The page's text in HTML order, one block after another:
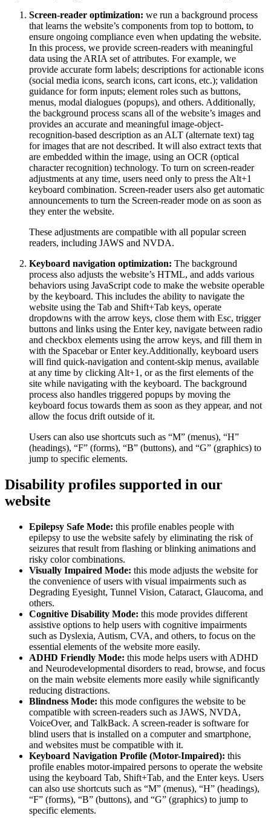
Screen-reader optimization: we run a background process
that learns the website’s components from top to bottom, to
ensure ongoing compliance even when updating the website.
In this process, we provide screen-readers with meaningful
data using the ARIA set of attributes. For example, we
provide accurate form labels; descriptions for actionable icons
(social media icons, search icons, cart icons, etc.); validation
guidance for form inputs; element roles such as buttons,
menus, modal dialogues (popups), and others. Additionally,
the background process scans all of the website’s images and
provides an accurate and meaningful image-object-
recognition-based description as an ALT (alternate text) tag
for images that are not described. It will also extract texts that
are embedded within the image, using an OCR (optical
character recognition) technology. To turn on screen-reader
adjustments at any time, users need only to press the Alt+1
keyboard combination. Screen-reader users also get automatic
announcements to turn the Screen-reader mode on as soon as
they enter the website.
These adjustments are compatible with all popular screen
readers, including JAWS and NVDA.
Keyboard navigation optimization: The background
process also adjusts the website’s HTML, and adds various
behaviors using JavaScript code to make the website operable
by the keyboard. This includes the ability to navigate the
website using the Tab and Shift+Tab keys, operate
dropdowns with the arrow keys, close them with Esc, trigger
buttons and links using the Enter key, navigate between radio
and checkbox elements using the arrow keys, and fill them in
with the Spacebar or Enter key.Additionally, keyboard users
will find quick-navigation and content-skip menus, available
at any time by clicking Alt+1, or as the first elements of the
site while navigating with the keyboard. The background
process also handles triggered popups by moving the
keyboard focus towards them as soon as they appear, and not
allow the focus drift outside of it.
Users can also use shortcuts such as “M” (menus), “H”
(headings), “F” (forms), “B” (buttons), and “G” (graphics) to
jump to specific elements.
Disability profiles supported in our
website
Epilepsy Safe Mode: this profile enables people with
epilepsy to use the website safely by eliminating the risk of
seizures that result from flashing or blinking animations and
risky color combinations.
Visually Impaired Mode: this mode adjusts the website for
the convenience of users with visual impairments such as
Degrading Eyesight, Tunnel Vision, Cataract, Glaucoma, and
others.
Cognitive Disability Mode: this mode provides different
assistive options to help users with cognitive impairments
such as Dyslexia, Autism, CVA, and others, to focus on the
essential elements of the website more easily.
ADHD Friendly Mode: this mode helps users with ADHD
and Neurodevelopmental disorders to read, browse, and focus
on the main website elements more easily while significantly
reducing distractions.
Blindness Mode: this mode configures the website to be
compatible with screen-readers such as JAWS, NVDA,
VoiceOver, and TalkBack. A screen-reader is software for
blind users that is installed on a computer and smartphone,
and websites must be compatible with it.
Keyboard Navigation Profile (Motor-Impaired): this
profile enables motor-impaired persons to operate the website
using the keyboard Tab, Shift+Tab, and the Enter keys. Users
can also use shortcuts such as “M” (menus), “H” (headings),
“F” (forms), “B” (buttons), and “G” (graphics) to jump to
specific elements.